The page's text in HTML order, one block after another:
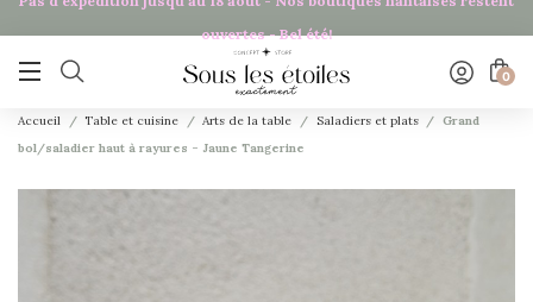
ouvertes - Bel été!
 0
Accueil Table et cuisine Arts de la table Saladiers et plats
Grand
bol/saladier haut à rayures - Jaune Tangerine